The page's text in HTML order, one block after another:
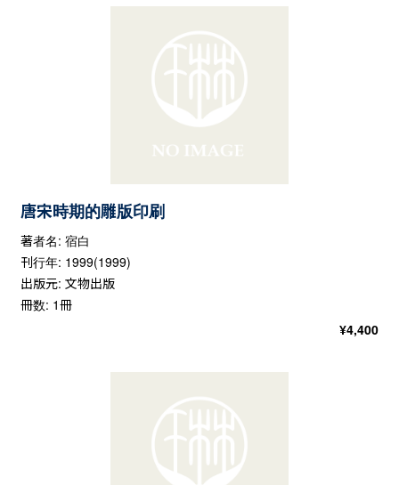
唐宋時期的雕版印刷
著者名: 宿白
刊行年: 1999(1999)
出版元: 文物出版
冊数: 1冊
¥4,400